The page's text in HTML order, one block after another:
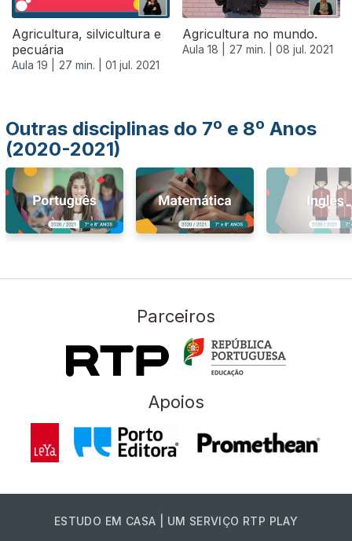
Agricultura, silvicultura e
pecuária
Aula 19 | 27 min. | 01 jul. 2021
Agricultura no mundo.
Aula 18 | 27 min. | 08 jul. 2021
Outras disciplinas do 7º e 8º Anos
(2020-2021)
Parceiros
Apoios
ESTUDO EM CASA | UM SERVIÇO RTP PLAY